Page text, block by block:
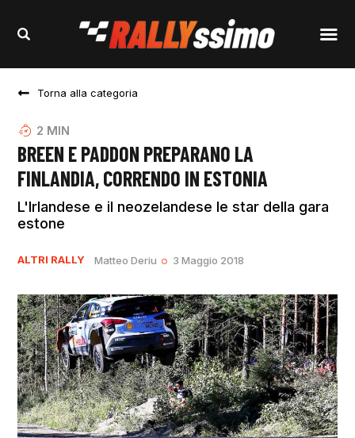
Torna alla categoria
2 MIN
BREEN E PADDON PREPARANO LA
FINLANDIA, CORRENDO IN ESTONIA
L'Irlandese e il neozelandese le star della gara
estone
ALTRI RALLY Matteo Deriu 3 Maggio 2018